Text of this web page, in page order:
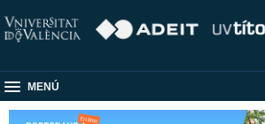
MENÚ